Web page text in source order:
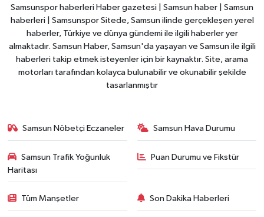
Samsunspor haberleri Haber gazetesi | Samsun haber | Samsun
haberleri | Samsunspor Sitede, Samsun ilinde gerçekleşen yerel
haberler, Türkiye ve dünya gündemi ile ilgili haberler yer
almaktadır. Samsun Haber, Samsun'da yaşayan ve Samsun ile ilgili
haberleri takip etmek isteyenler için bir kaynaktır. Site, arama
motorları tarafından kolayca bulunabilir ve okunabilir şekilde
tasarlanmıştır
Samsun Nöbetçi Eczaneler Samsun Hava Durumu
Samsun Trafik Yoğunluk
Haritası
Puan Durumu ve Fikstür
Tüm Manşetler Son Dakika Haberleri